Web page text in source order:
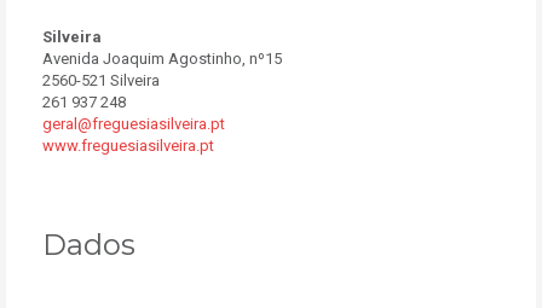
Silveira
Avenida Joaquim Agostinho, nº15
2560-521 Silveira
261 937 248
geral@freguesiasilveira.pt
www.freguesiasilveira.pt
Dados